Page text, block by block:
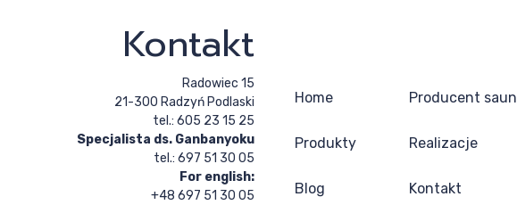
Kontakt
Radowiec 15
21-300 Radzyń Podlaski
tel.: 605 23 15 25
Specjalista ds. Ganbanyoku
tel.: 697 51 30 05
For english:
+48 697 51 30 05
Home Producent saun
Produkty Realizacje
Blog Kontakt